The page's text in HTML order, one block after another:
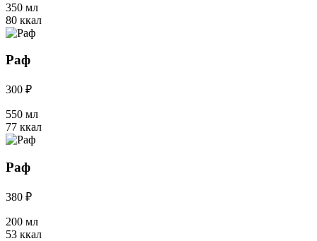
350 мл
80 ккал
Раф
300 ₽
550 мл
77 ккал
Раф
380 ₽
200 мл
53 ккал